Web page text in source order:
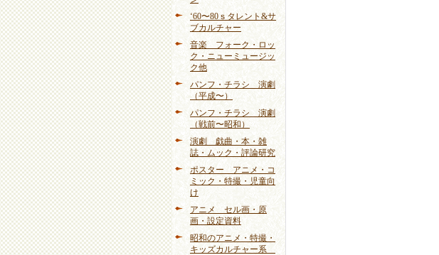
‘60〜80ｓタレント&サ
ブカルチャー
音楽 フォーク・ロッ
ク・ニューミュージッ
ク他
パンフ・チラシ 演劇
（平成〜）
パンフ・チラシ 演劇
（戦前〜昭和）
演劇 戯曲・本・雑
誌・ムック・評論研究
ポスター アニメ・コ
ミック・特撮・児童向
け
アニメ セル画・原
画・設定資料
昭和のアニメ・特撮・
キッズカルチャー系